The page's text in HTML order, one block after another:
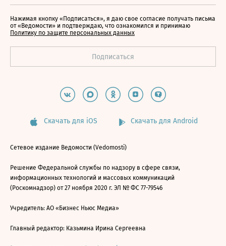
Нажимая кнопку «Подписаться», я даю свое согласие получать письма
от «Ведомости» и подтверждаю, что ознакомился и принимаю
Политику по защите персональных данных
Скачать для iOS Скачать для Android
Сетевое издание Ведомости (Vedomosti)
Решение Федеральной службы по надзору в сфере связи,
информационных технологий и массовых коммуникаций
(Роскомнадзор) от 27 ноября 2020 г. ЭЛ № ФС 77-79546
Учредитель: АО «Бизнес Ньюс Медиа»
Главный редактор: Казьмина Ирина Сергеевна